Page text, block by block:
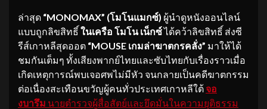
ล่าสุด “MONOMAX” (โมโนแมกซ์) ผู้นำดูหนังออนไลน์
แบบถูกลิขสิทธิ์ในเครือ โมโน เน็กซ์ได้คว้าลิขสิทธิ์ ส่งซี
รีส์เกาหลีสุดออต “MOUSE เกมล่าฆาตกรคลั่ง” มาให้ได้
ชมกันเต็มๆ ทั้งเสียงพากย์ไทยและซับไทยกับเรื่องราวเมื่อ
เกิดเหตุการณ์พบเจอศพไม่มีหัว จนกลายเป็นคดีฆาตกรรม
ต่อเนื่องสะเทือนขวัญผู้คนทั่วประเทศเกาหลีใต้จอ
งบารึม นายตำรวจผู้สื่อสัตย์และยึดมั่นในความยุติธรรม